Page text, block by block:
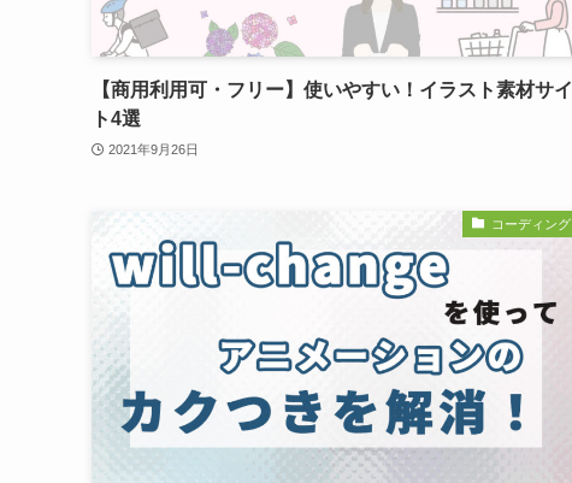
【商用利用可・フリー】使いやすい！イラスト素材サイ
ト4選
2021年9月26日
コーディング